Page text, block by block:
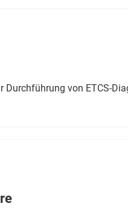
Durchführung von ETCS-